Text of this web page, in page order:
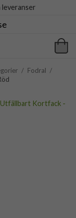
leveranser
/ Fodral /